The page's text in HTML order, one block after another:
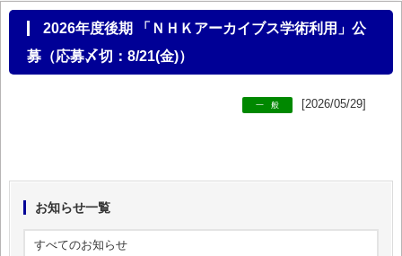
2026年度後期 「ＮＨＫアーカイブス学術利用」公
募（応募〆切：8/21(金)）
一般 [2026/05/29]
お知らせ一覧
すべてのお知らせ